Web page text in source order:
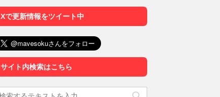
Xで更新情報をツイート中
サイト内検索はこちら